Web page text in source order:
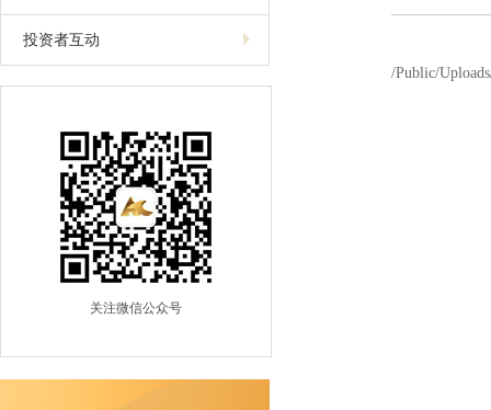
投资者互动
关注微信公众号
/Public/